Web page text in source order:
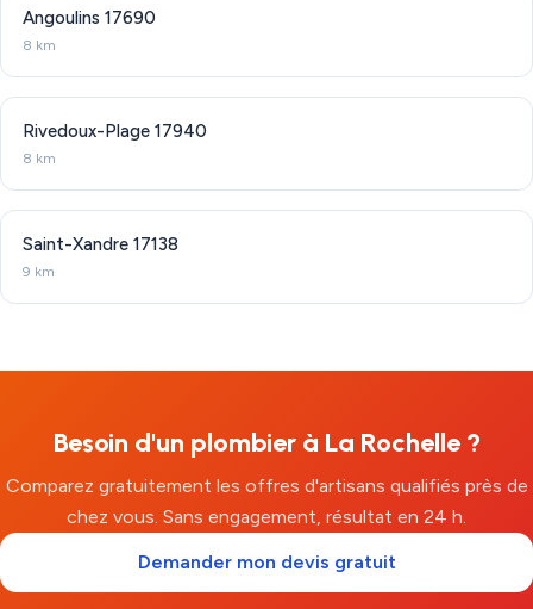
Angoulins 17690
8 km
Rivedoux-Plage 17940
8 km
Saint-Xandre 17138
9 km
Besoin d'un plombier à La Rochelle ?
Comparez gratuitement les offres d'artisans qualifiés près de
chez vous. Sans engagement, résultat en 24 h.
Demander mon devis gratuit